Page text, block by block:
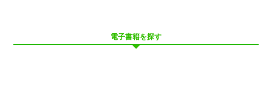
電子書籍を探す